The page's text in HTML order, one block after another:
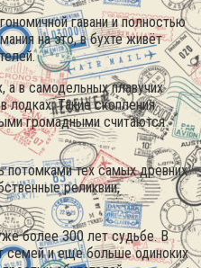
гавани и полностью
на это, в бухте живёт
а в самодельных плавучих
лодках. Такие скопления
громадными считаются
тех самых древних
реликвии,
более 300 лет судьбе. В
семей и еще больше одиноких